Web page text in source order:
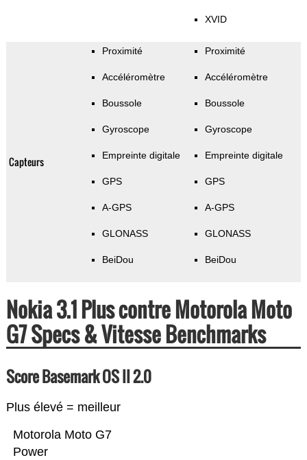
XVID
Capteurs
Proximité
Accéléromètre
Boussole
Gyroscope
Empreinte digitale
GPS
A-GPS
GLONASS
BeiDou
Proximité
Accéléromètre
Boussole
Gyroscope
Empreinte digitale
GPS
A-GPS
GLONASS
BeiDou
Nokia 3.1 Plus contre Motorola Moto
G7 Specs & Vitesse Benchmarks
Score Basemark OS II 2.0
Plus élevé = meilleur
Motorola Moto G7
Power